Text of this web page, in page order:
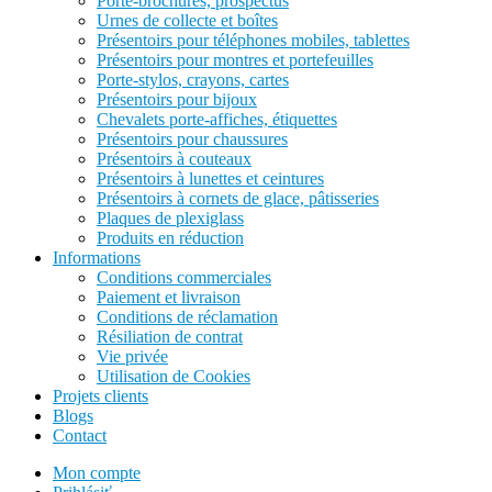
Urnes de collecte et boîtes
Présentoirs pour téléphones mobiles, tablettes
Présentoirs pour montres et portefeuilles
Porte-stylos, crayons, cartes
Présentoirs pour bijoux
Chevalets porte-affiches, étiquettes
Présentoirs pour chaussures
Présentoirs à couteaux
Présentoirs à lunettes et ceintures
Présentoirs à cornets de glace, pâtisseries
Plaques de plexiglass
Produits en réduction
Informations
Conditions commerciales
Paiement et livraison
Conditions de réclamation
Résiliation de contrat
Vie privée
Utilisation de Cookies
Projets clients
Blogs
Contact
Mon compte